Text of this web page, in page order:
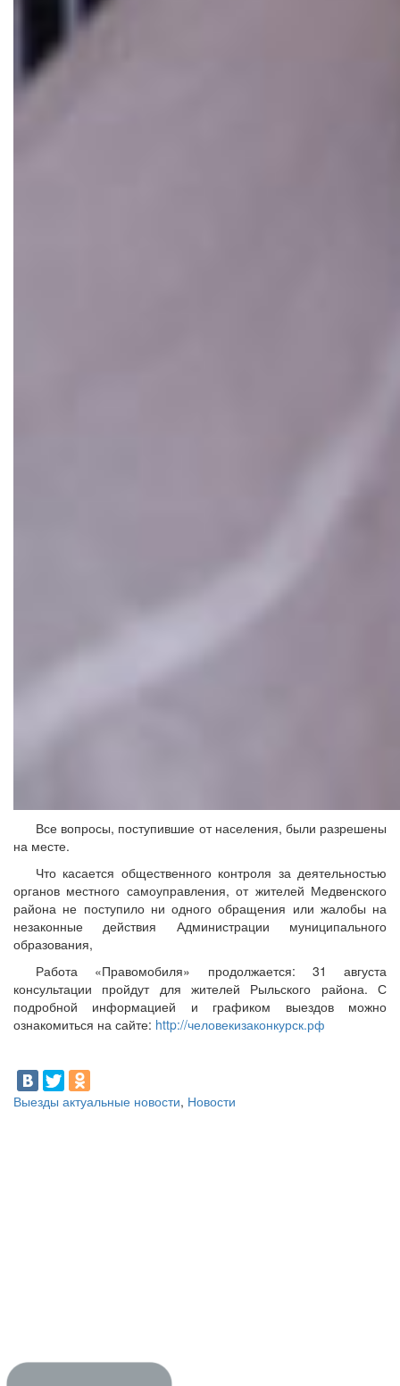
Все вопросы, поступившие от населения, были разрешены
на месте.
Что касается общественного контроля за деятельностью
органов местного самоуправления, от жителей Медвенского
района не поступило ни одного обращения или жалобы на
незаконные действия Администрации муниципального
образования,
Работа «Правомобиля» продолжается: 31 августа
консультации пройдут для жителей Рыльского района. С
подробной информацией и графиком выездов можно
ознакомиться на сайте: http://человекизаконкурск.рф
Выезды актуальные новости, Новости